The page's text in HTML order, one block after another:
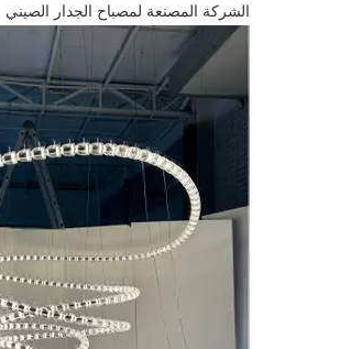
الشركة المصنعة لمصباح الجدار الصيني